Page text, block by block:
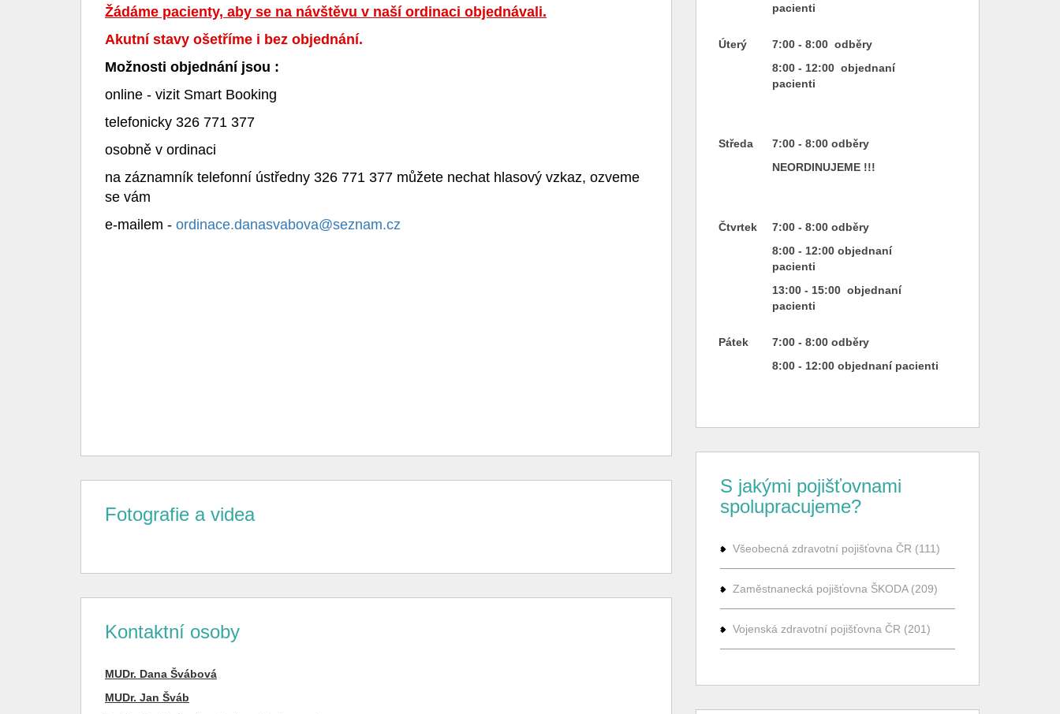
Žádáme pacienty, aby se na návštěvu v naší ordinaci objednávali.
Akutní stavy ošetříme i bez objednání.
Možnosti objednání jsou :
online - vizit Smart Booking
telefonicky 326 771 377
osobně v ordinaci
na záznamník telefonní ústředny 326 771 377 můžete nechat hlasový vzkaz, ozveme
se vám
e-mailem - ordinace.danasvabova@seznam.cz
Fotografie a videa
Kontaktní osoby
MUDr. Dana Švábová
MUDr. Jan Šváb
pacienti
Úterý
7:00 - 8:00 odběry
8:00 - 12:00 objednaní
pacienti
Středa
7:00 - 8:00 odběry
NEORDINUJEME !!!
Čtvrtek
7:00 - 8:00 odběry
8:00 - 12:00 objednaní
pacienti
13:00 - 15:00 objednaní
pacienti
Pátek
7:00 - 8:00 odběry
8:00 - 12:00 objednaní pacienti
S jakými pojišťovnami
spolupracujeme?
Všeobecná zdravotní pojišťovna ČR (111)
Zaměstnanecká pojišťovna ŠKODA (209)
Vojenská zdravotní pojišťovna ČR (201)